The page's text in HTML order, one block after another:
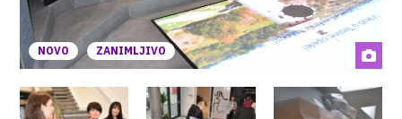
NOVO ZANIMLJIVO